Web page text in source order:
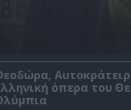
όπερα του